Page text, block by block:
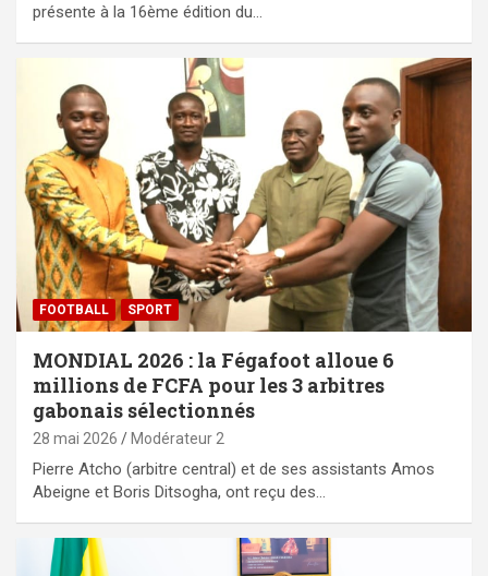
présente à la 16ème édition du…
FOOTBALL SPORT
MONDIAL 2026 : la Fégafoot alloue 6
millions de FCFA pour les 3 arbitres
gabonais sélectionnés
28 mai 2026 Modérateur 2
Pierre Atcho (arbitre central) et de ses assistants Amos
Abeigne et Boris Ditsogha, ont reçu des…